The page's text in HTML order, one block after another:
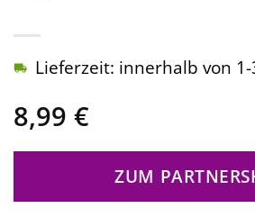
8,99 €
Lieferzeit: innerhalb von
ZUM